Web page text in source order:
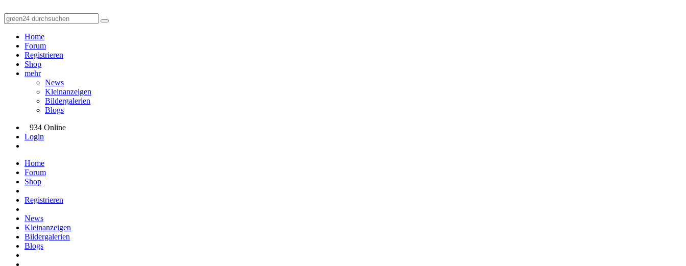
Home
Forum
Registrieren
Shop
mehr
News
Kleinanzeigen
Bildergalerien
Blogs
934 Online
Login
Home
Forum
Shop
Registrieren
News
Kleinanzeigen
Bildergalerien
Blogs